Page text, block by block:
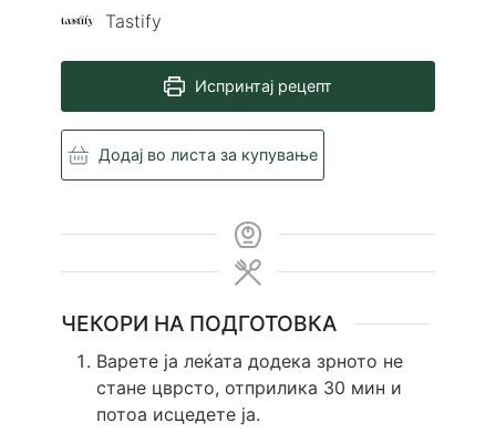
Tastify
Испринтај рецепт
Додај во листа за купување
ЧЕКОРИ НА ПОДГОТОВКА
Варете ја леќата додека зрното не
стане цврсто, отприлика 30 мин и
потоа исцедете ја.